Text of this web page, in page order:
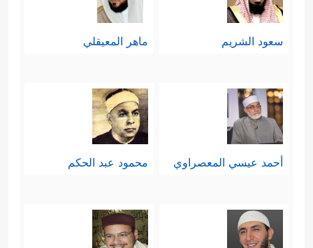
سعود الشريم ماهر المعيقلي
أحمد عيسي المعصراوي محمود عبد الحكم